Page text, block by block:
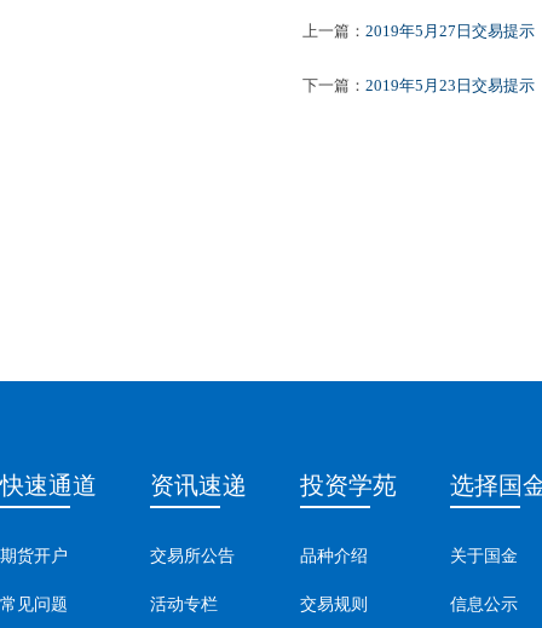
上一篇： 2019年5月27日交易提示
下一篇： 2019年5月23日交易提示
快速通道
期货开户
常见问题
资讯速递
交易所公告
活动专栏
投资学苑
品种介绍
交易规则
选择国
关于国金
信息公示